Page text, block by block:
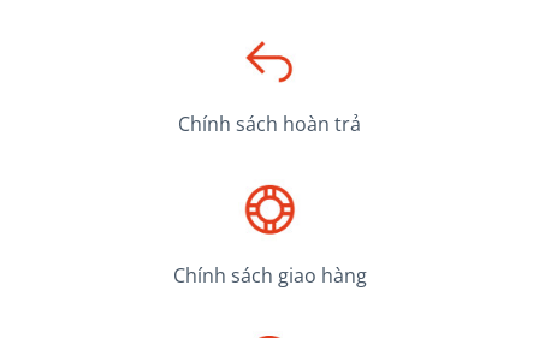
Chính sách hoàn trả
Chính sách giao hàng